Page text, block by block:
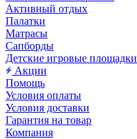
Активный отдых
Палатки
Матрасы
Сапборды
Детские игровые площадки
Акции
Помощь
Условия оплаты
Условия доставки
Гарантия на товар
Компания